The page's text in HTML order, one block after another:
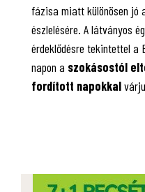
fázisa miatt különösen jó
észlelésére. A látványos
érdeklődésre tekintettel a
napon a szokásostól
fordított napokkal